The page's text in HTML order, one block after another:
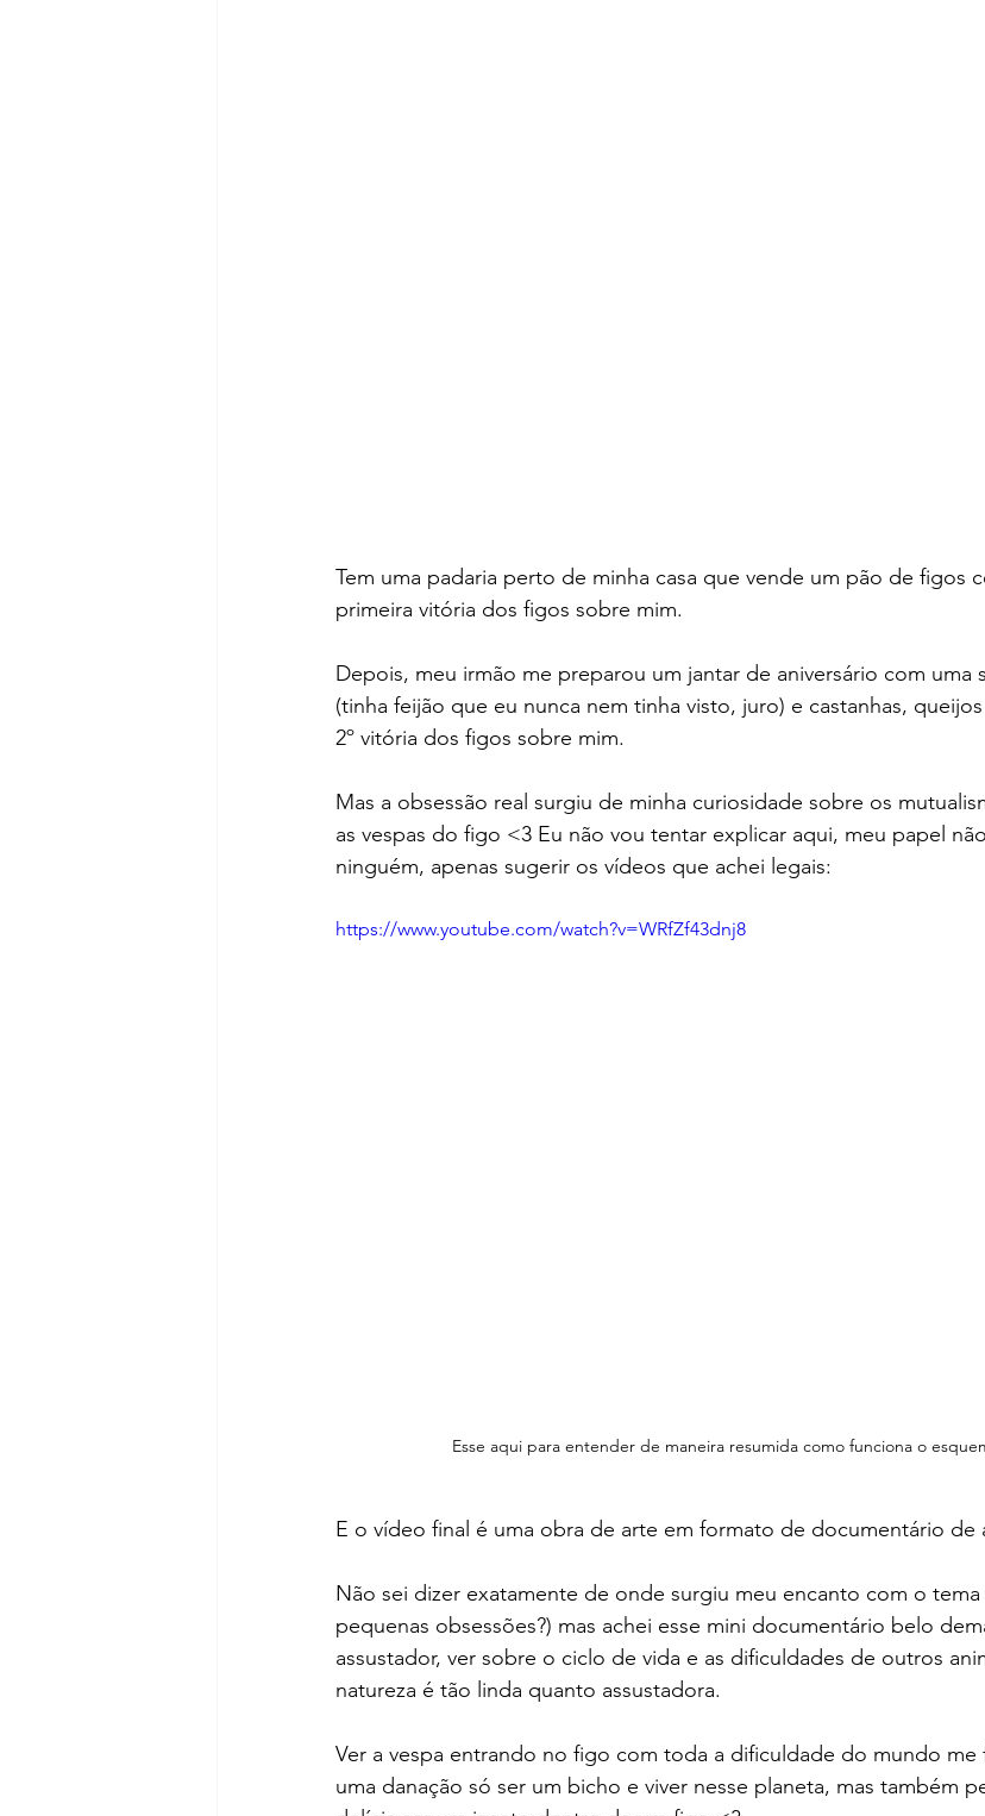
Tem uma padaria perto de minha casa que vende um pão de figos
primeira vitória dos figos sobre mim.
Depois, meu irmão me preparou um jantar de aniversário com uma
(tinha feijão que eu nunca nem tinha visto, juro) e castanhas,
2º vitória dos figos sobre mim.
Mas a obsessão real surgiu de minha curiosidade sobre os
as vespas do figo <3 Eu não vou tentar explicar aqui, meu papel
ninguém, apenas sugerir os vídeos que achei legais:
https://www.youtube.com/watch?v=WRfZf43dnj8
Esse aqui para entender de maneira resumida como funciona o
E o vídeo final é uma obra de arte em formato de documentário de
Não sei dizer exatamente de onde surgiu meu encanto com o
pequenas obsessões?) mas achei esse mini documentário belo
assustador, ver sobre o ciclo de vida e as dificuldades de outros
natureza é tão linda quanto assustadora.
Ver a vespa entrando no figo com toda a dificuldade do mundo me
uma danação só ser um bicho e viver nesse planeta, mas também